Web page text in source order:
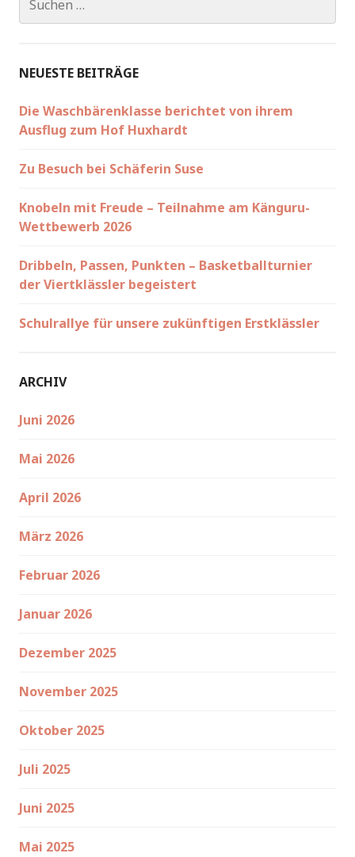
nach:
NEUESTE BEITRÄGE
Die Waschbärenklasse berichtet von ihrem
Ausflug zum Hof Huxhardt
Zu Besuch bei Schäferin Suse
Knobeln mit Freude – Teilnahme am Känguru-
Wettbewerb 2026
Dribbeln, Passen, Punkten – Basketballturnier
der Viertklässler begeistert
Schulrallye für unsere zukünftigen Erstklässler
ARCHIV
Juni 2026
Mai 2026
April 2026
März 2026
Februar 2026
Januar 2026
Dezember 2025
November 2025
Oktober 2025
Juli 2025
Juni 2025
Mai 2025